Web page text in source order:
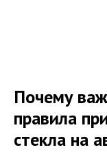
Почему
правила
стекла на